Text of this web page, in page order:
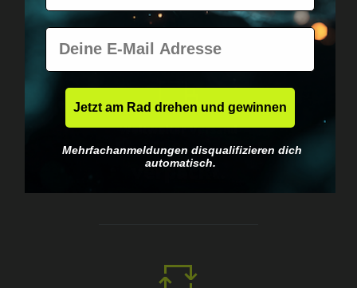
Weltweiter Versand
Schnell & neutral
verpackt.
E-Mail
Jetzt am Rad drehen und gewinnen
Mehrfachanmeldungen disqualifizieren dich
automatisch.